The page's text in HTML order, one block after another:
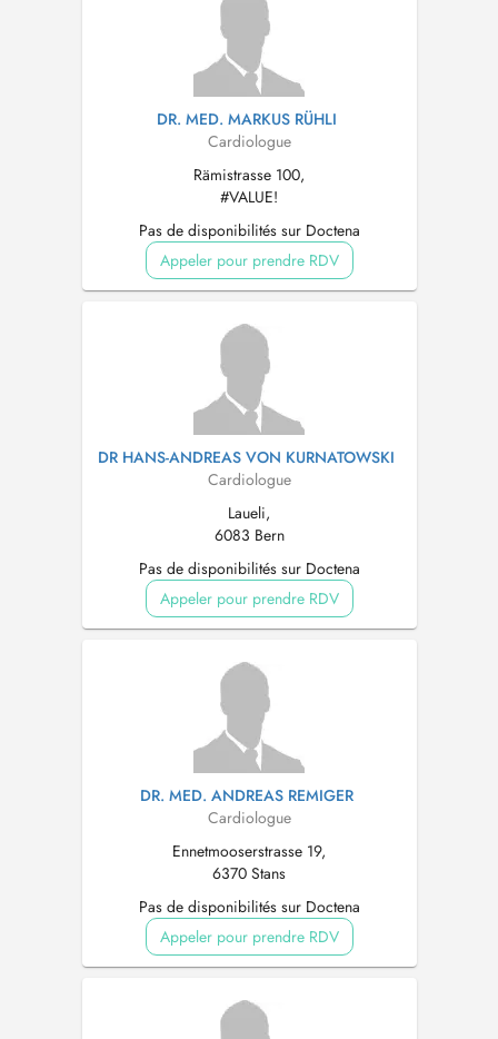
DR. MED. MARKUS RÜHLI
Cardiologue
Rämistrasse 100,
#VALUE!
Pas de disponibilités sur Doctena
Appeler pour prendre RDV
DR HANS-ANDREAS VON KURNATOWSKI
Cardiologue
Laueli,
6083 Bern
Pas de disponibilités sur Doctena
Appeler pour prendre RDV
DR. MED. ANDREAS REMIGER
Cardiologue
Ennetmooserstrasse 19,
6370 Stans
Pas de disponibilités sur Doctena
Appeler pour prendre RDV